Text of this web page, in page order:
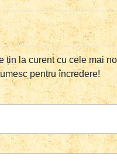
țin la curent cu cele mai
pentru încredere!